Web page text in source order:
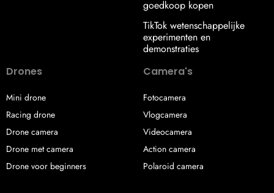
goedkoop kopen
TikTok wetenschappelijke
experimenten en
demonstraties
Drones
Mini drone
Racing drone
Drone camera
Drone met camera
Drone voor beginners
Camera's
Fotocamera
Vlogcamera
Videocamera
Action camera
Polaroid camera